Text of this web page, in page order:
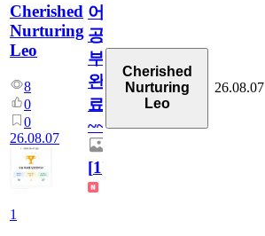
Cherished
Nurturing
Leo
8
0
0
26.08.07
1
어
공
부
완
료
~~
[1]
Cherished
Nurturing
Leo
26.08.07